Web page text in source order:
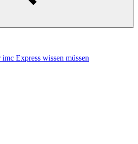
Express wissen müssen